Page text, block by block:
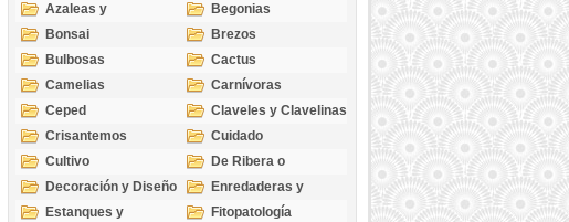
Azaleas y
Rododendros
Begonias
Bonsai
Brezos
Bulbosas
Cactus
Camelias
Carnívoras
Ceped
Claveles y Clavelinas
Crisantemos
Cuidado
Cultivo
De Ribera o
Palustres
Decoración y Diseño
Enredaderas y
cubresuelos
Estanques y
Fitopatología